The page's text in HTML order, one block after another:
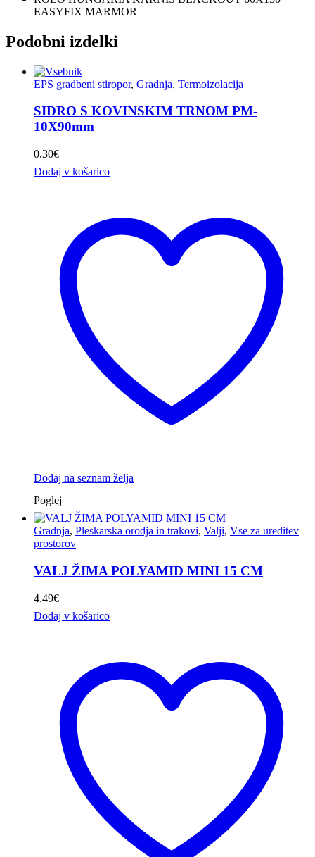
EASYFIX MARMOR
Podobni izdelki
EPS gradbeni stiropor, Gradnja, Termoizolacija
SIDRO S KOVINSKIM TRNOM PM-
10X90mm
0.30€
Dodaj v košarico
Dodaj na seznam želja
Poglej
Gradnja, Pleskarska orodja in trakovi, Valji, Vse za ureditev
prostorov
VALJ ŽIMA POLYAMID MINI 15 CM
4.49€
Dodaj v košarico